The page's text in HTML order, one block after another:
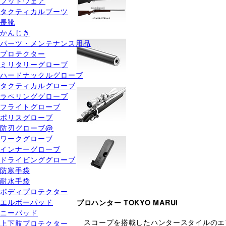
タクティカルブーツ
長靴
かんじき
パーツ・メンテナンス用品
プロテクター
ミリタリーグローブ
ハードナックルグローブ
タクティカルグローブ
ラペリンググローブ
フライトグローブ
ポリスグローブ
防刃グローブ@
ワークグローブ
インナーグローブ
ドライビンググローブ
防寒手袋
耐水手袋
ボディプロテクター
エルボーパッド
ニーパッド
上下肢プロテクター
プロハンター TOKYO MARUI
スコープを搭載したハンタースタイルの